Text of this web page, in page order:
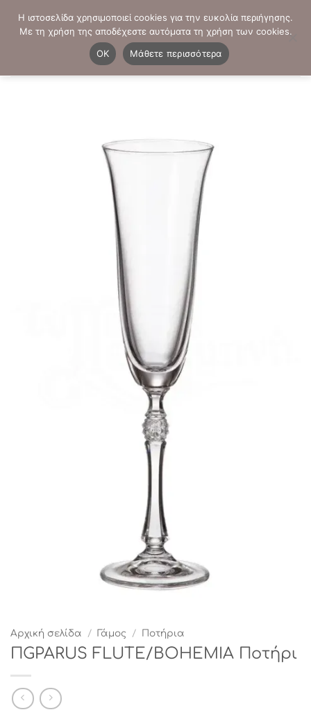
στο
ΤΗΛΕΦΩΝΙΚΕΣ ΠΑΡΑΓΓΕΛΙΕΣ: - 2103821941
Αρχική σελίδα / Γάμος / Ποτήρια
ΠGPARUS FLUTE/BOHEMIA Ποτήρι
Η ιστοσελίδα χρησιμοποιεί cookies για την ευκολία περιήγησης.
Με τη χρήση της αποδέχεστε αυτόματα τη χρήση των cookies.
OK
Μάθετε περισσότερα